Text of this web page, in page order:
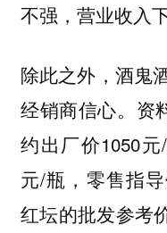
不强，营业收入
除此之外，酒鬼
经销商信心。资
约出厂价1050
元/瓶，零售指
红坛的批发参考